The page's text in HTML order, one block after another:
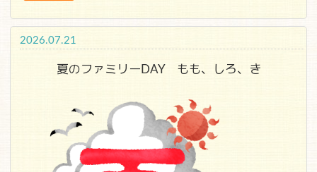
2026.07.21
夏のファミリーDAY もも、しろ、き